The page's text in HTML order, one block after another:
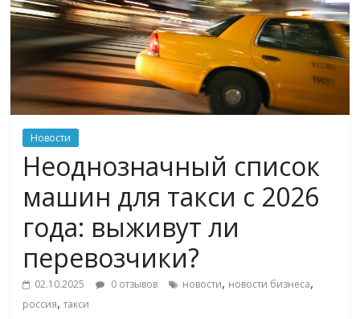
Новости
Неоднозначный список
машин для такси с 2026
года: выживут ли
перевозчики?
02.10.2025 0 отзывов новости, новости бизнеса,
россия,такси